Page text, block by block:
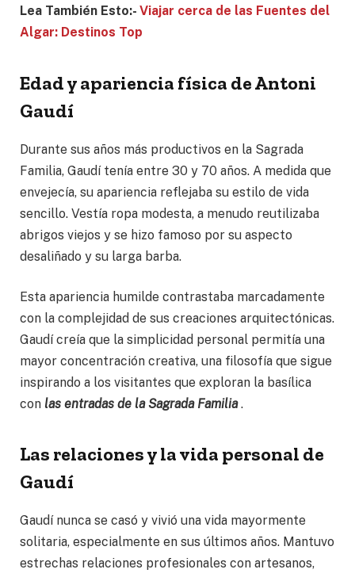
Lea También Esto:- Viajar cerca de las Fuentes del
Algar: Destinos Top
Edad y apariencia física de Antoni
Gaudí
Durante sus años más productivos en la Sagrada
Familia, Gaudí tenía entre 30 y 70 años. A medida que
envejecía, su apariencia reflejaba su estilo de vida
sencillo. Vestía ropa modesta, a menudo reutilizaba
abrigos viejos y se hizo famoso por su aspecto
desaliñado y su larga barba.
Esta apariencia humilde contrastaba marcadamente
con la complejidad de sus creaciones arquitectónicas.
Gaudí creía que la simplicidad personal permitía una
mayor concentración creativa, una filosofía que sigue
inspirando a los visitantes que exploran la basílica
con las entradas de la Sagrada Familia.
Las relaciones y la vida personal de
Gaudí
Gaudí nunca se casó y vivió una vida mayormente
solitaria, especialmente en sus últimos años. Mantuvo
estrechas relaciones profesionales con artesanos,